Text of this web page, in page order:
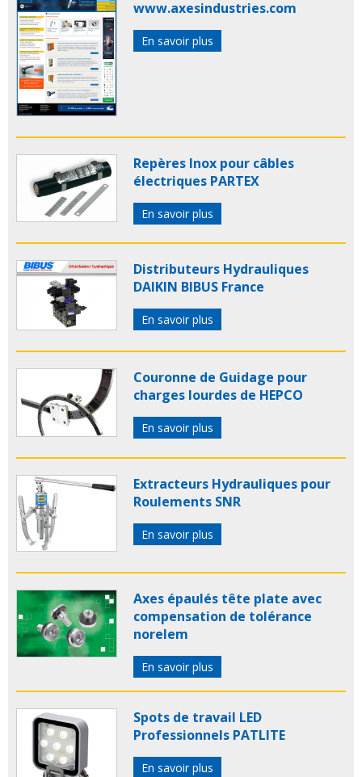
www.axesindustries.com
En savoir plus
Repères Inox pour câbles
électriques PARTEX
En savoir plus
Distributeurs Hydrauliques
DAIKIN BIBUS France
En savoir plus
Couronne de Guidage pour
charges lourdes de HEPCO
En savoir plus
Extracteurs Hydrauliques pour
Roulements SNR
En savoir plus
Axes épaulés tête plate avec
compensation de tolérance
norelem
En savoir plus
Spots de travail LED
Professionnels PATLITE
En savoir plus